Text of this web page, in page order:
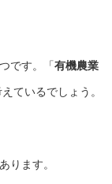
です。「有機農業
ているでしょう。
ります。